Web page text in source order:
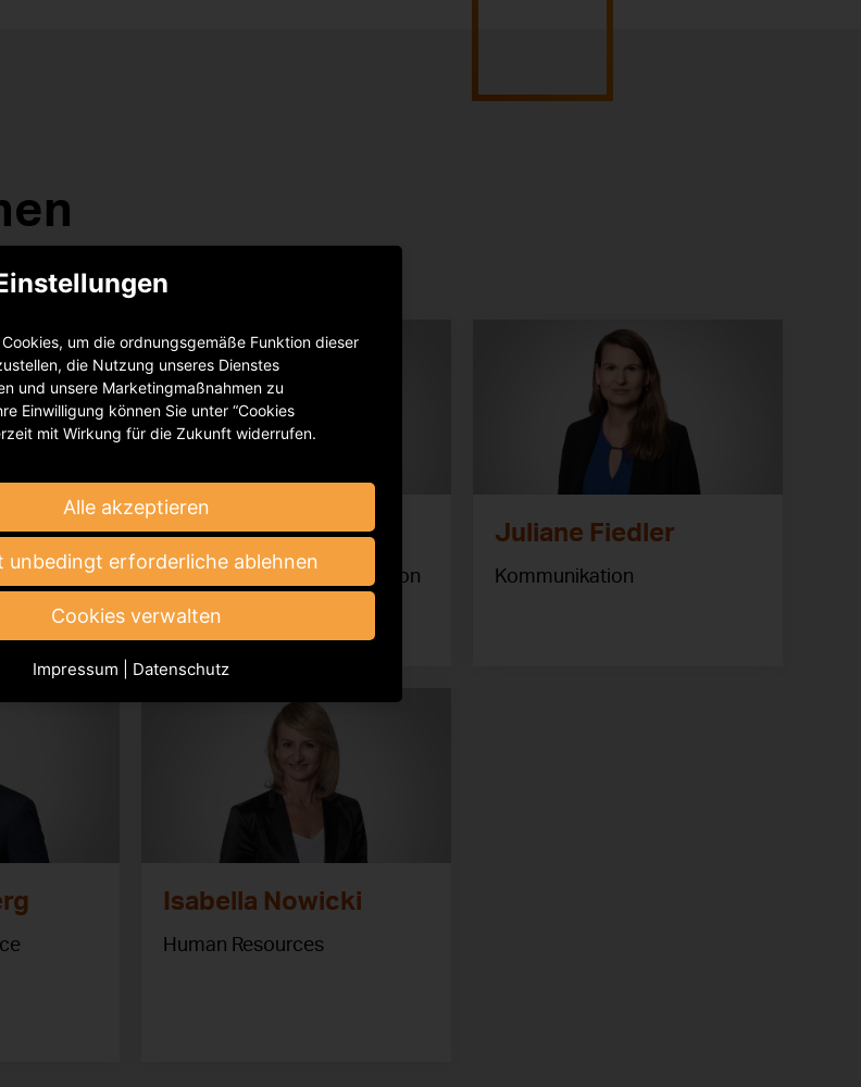
Jens Conring
Product & Service Innovation
Juliane Fiedler
Kommunikation
Isabella Nowicki
Human Resources
um die ordnungsgemäße Funktion dieser
die Nutzung unseres Dienstes
und unsere Marketingmaßnahmen zu
Einwilligung können Sie unter “Cookies
mit Wirkung für die Zukunft widerrufen.
Alle akzeptieren
unbedingt erforderliche ablehnen
Cookies verwalten
Impressum Datenschutz